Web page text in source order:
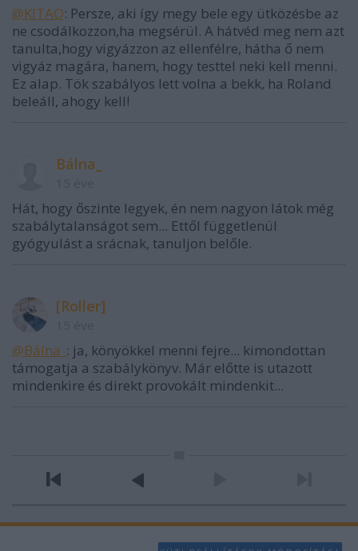
@KITAO: Persze, aki így megy bele egy ütközésbe az
ne csodálkozzon,ha megsérül. A hátvéd meg nem azt
tanulta,hogy vigyázzon az ellenfélre, hátha ő nem
vigyáz magára, hanem, hogy testtel neki kell menni.
Ez alap. Tök szabályos lett volna a bekk, ha Roland
beleáll, ahogy kell!
Bálna_
Hát, hogy őszinte legyek, én nem nagyon látok még
szabálytalanságot sem... Ettől függetlenül
gyógyulást a srácnak, tanuljon belőle.
[Roller]
@Bálna_ : ja, könyökkel menni fejre... kimondottan
támogatja a szabálykönyv. Már előtte is utazott
mindenkire és direkt provokált mindenkit...